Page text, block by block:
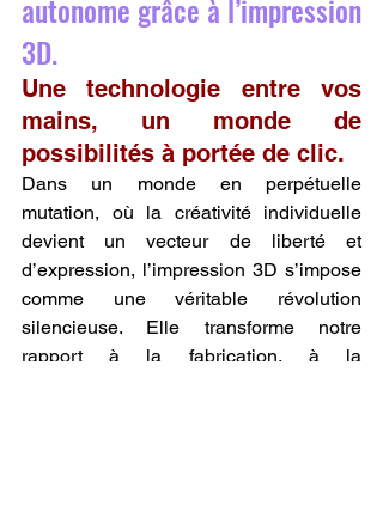
autonome grâce à l’impression
3D.
Une technologie entre vos
mains, un monde de
possibilités à portée de clic.
Dans un monde en perpétuelle
mutation, où la créativité individuelle
devient un vecteur de liberté et
d’expression, l’impression 3D s’impose
comme une véritable révolution
silencieuse. Elle transforme notre
rapport à la fabrication, à la